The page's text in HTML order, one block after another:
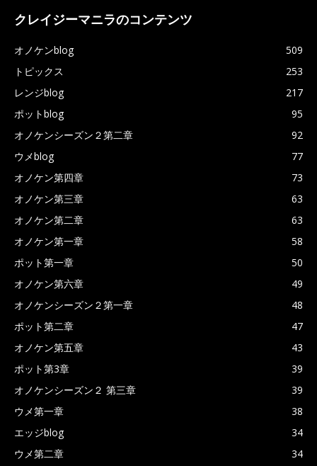
クレイジーマニラのコンテンツ
オノケンblog
509
トピックス
253
レンジblog
217
ポットblog
95
オノケンシーズン２第二章
92
ウメblog
77
オノケン第四章
73
オノケン第三章
63
オノケン第二章
63
オノケン第一章
58
ポット第一章
50
オノケン第六章
49
オノケンシーズン２第一章
48
ポット第二章
47
オノケン第五章
43
ポット第3章
39
オノケンシーズン２ 第三章
39
ウメ第一章
38
エッジblog
34
ウメ第二章
34